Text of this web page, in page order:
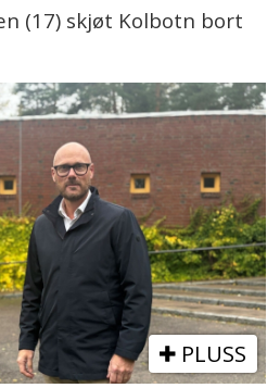
(17) skjøt Kolbotn bort
PLUSS